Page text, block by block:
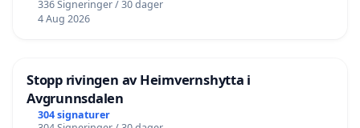
336 Signeringer / 30 dager
4 Aug 2026
Stopp rivingen av Heimvernshytta i
Avgrunnsdalen
304 signaturer